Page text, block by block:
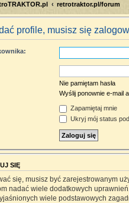
retrotraktor.pl/forum
profile, musisz się
Nie pamiętam hasła
Wyślij ponownie e-mail
Zapamiętaj mnie
Ukryj mój status
SIĘ
się, musisz być zarejestrowanym
nadać wiele dodatkowych
wiele podstawowych